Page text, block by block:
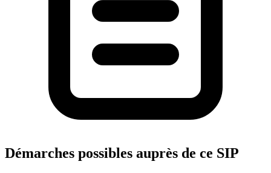
Démarches possibles auprès de ce SIP